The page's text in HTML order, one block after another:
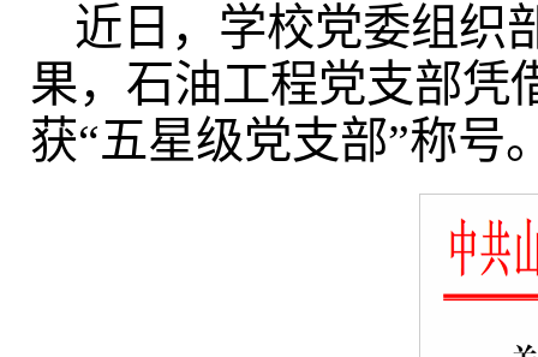
近日，学校党委组织
果，石油工程党支部凭
获“五星级党支部”称号